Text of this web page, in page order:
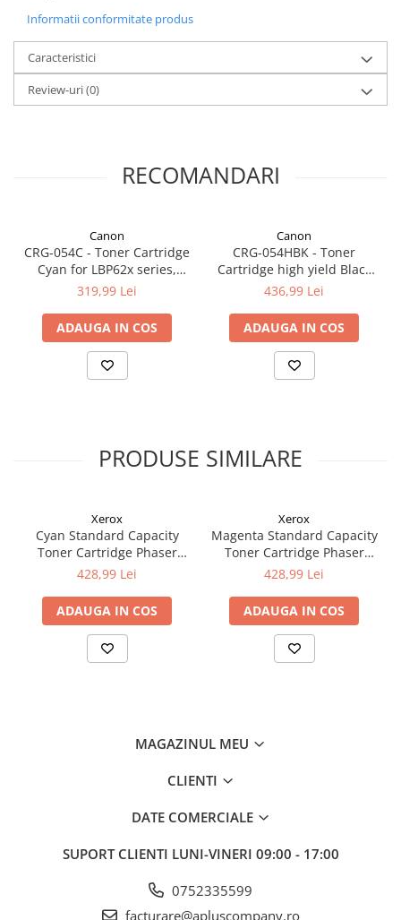
Informatii conformitate produs
Caracteristici
Review-uri(0)
RECOMANDARI
Canon
CRG-054C - Toner Cartridge
Cyan for LBP62x series,
MF64x series (1.200 pages)
319,99 Lei
ADAUGA IN COS
Canon
CRG-054HBK - Toner
Cartridge high yield Black
for LBP62x series, MF64x
436,99 Lei
ADAUGA IN COS
PRODUSE SIMILARE
Xerox
Cyan Standard Capacity
Toner Cartridge Phaser
6510/WorkCentre 6515
428,99 Lei
ADAUGA IN COS
Xerox
Magenta Standard Capacity
Toner Cartridge Phaser
6510/WorkCentre 6515
428,99 Lei
ADAUGA IN COS
MAGAZINUL MEU
CLIENTI
DATE COMERCIALE
SUPORT CLIENTI LUNI-VINERI 09:00 - 17:00
0752335599
facturare@apluscompany.ro